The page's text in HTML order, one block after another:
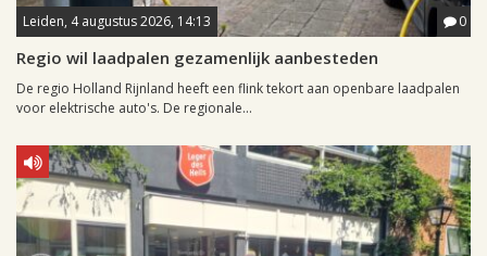
Leiden, 4 augustus 2026, 14:13 0
Regio wil laadpalen gezamenlijk aanbesteden
De regio Holland Rijnland heeft een flink tekort aan openbare laadpalen
voor elektrische auto's. De regionale...